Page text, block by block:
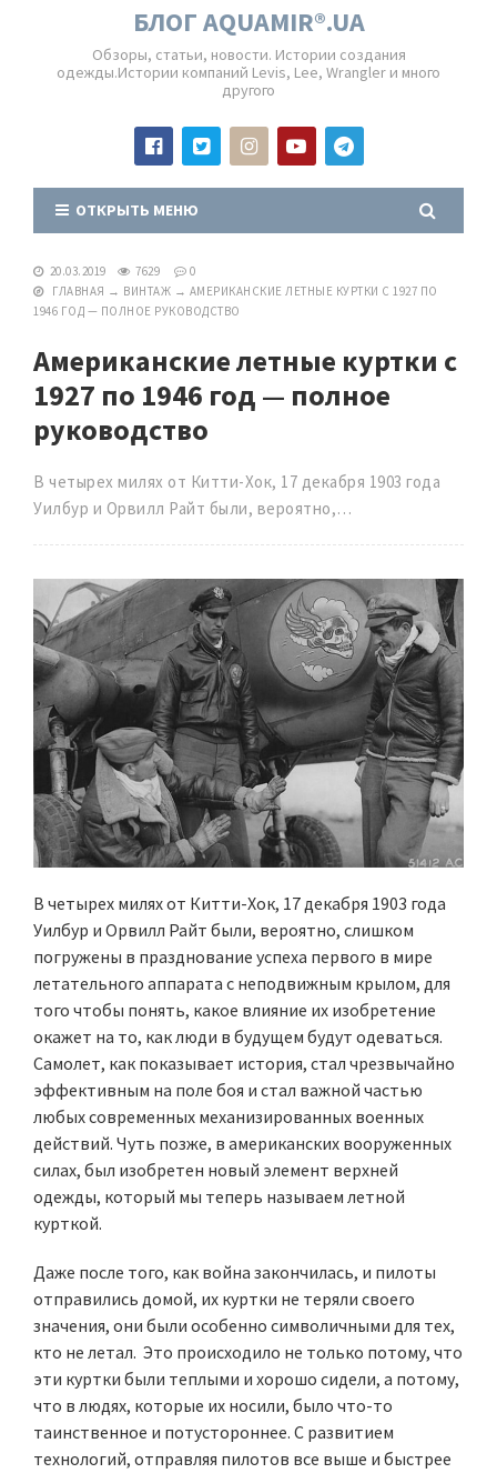
БЛОГ AQUAMIR®.UA
Обзоры, статьи, новости. Истории создания
одежды.Истории компаний Levis, Lee, Wrangler и много
другого
ОТКРЫТЬ МЕНЮ
20.03.2019 7629
0
ГЛАВНАЯ → ВИНТАЖ → АМЕРИКАНСКИЕ ЛЕТНЫЕ КУРТКИ С 1927 ПО
1946 ГОД — ПОЛНОЕ РУКОВОДСТВО
Американские летные куртки с
1927 по 1946 год — полное
руководство
В четырех милях от Китти-Хок, 17 декабря 1903 года
Уилбур и Орвилл Райт были, вероятно,…
В четырех милях от Китти-Хок, 17 декабря 1903 года
Уилбур и Орвилл Райт были, вероятно, слишком
погружены в празднование успеха первого в мире
летательного аппарата с неподвижным крылом, для
того чтобы понять, какое влияние их изобретение
окажет на то, как люди в будущем будут одеваться.
Самолет, как показывает история, стал чрезвычайно
эффективным на поле боя и стал важной частью
любых современных механизированных военных
действий. Чуть позже, в американских вооруженных
силах, был изобретен новый элемент верхней
одежды, который мы теперь называем летной
курткой.
Даже после того, как война закончилась, и пилоты
отправились домой, их куртки не теряли своего
значения, они были особенно символичными для тех,
кто не летал. Это происходило не только потому, что
эти куртки были теплыми и хорошо сидели, а потому,
что в людях, которые их носили, было что-то
таинственное и потустороннее. С развитием
технологий, отправляя пилотов все выше и быстрее